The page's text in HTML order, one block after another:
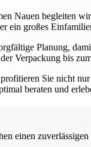
Nauen begleiten
ein großes
Planung,
Verpackung bis
Sie nicht
beraten und
einen